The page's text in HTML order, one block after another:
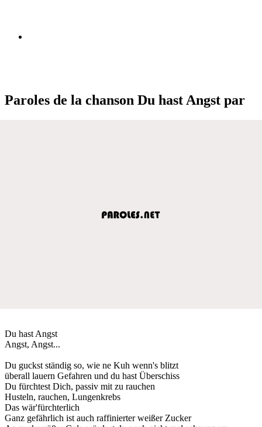
Paroles de la chanson Du hast Angst par
Du hast Angst
Angst, Angst...
Du guckst ständig so, wie ne Kuh wenn's blitzt
überall lauern Gefahren und du hast Überschiss
Du fürchtest Dich, passiv mit zu rauchen
Husteln, rauchen, Lungenkrebs
Das wär'fürchterlich
Ganz gefährlich ist auch raffinierter weißer Zucker